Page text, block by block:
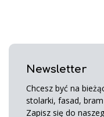
Newsletter
Chcesz być na
stolarki, fasad, bram
Zapisz się do